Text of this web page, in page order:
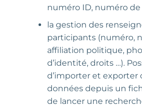
numéro ID, numéro de
la gestion des
participants (numéro,
affiliation politique,
d’identité, droits …).
d’importer et exporter
données depuis un
de lancer une